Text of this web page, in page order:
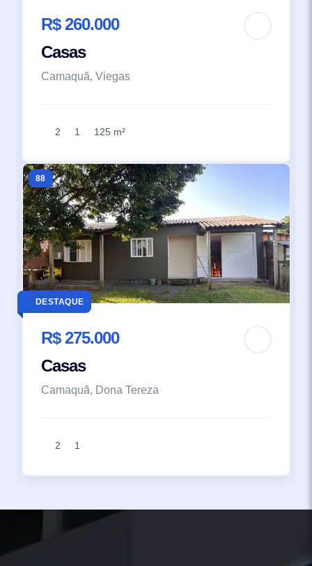
R$ 260.000
Casas
Camaquã, Viegas
2 1 125 m²
88
DESTAQUE
R$ 275.000
Casas
Camaquã, Dona Tereza
2 1